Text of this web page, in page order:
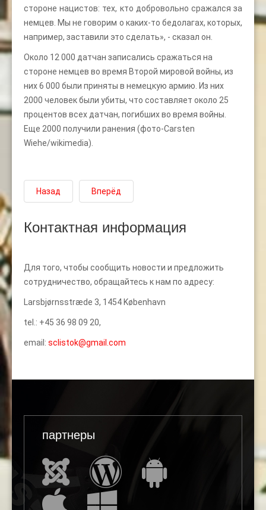
стороне нацистов: тех, кто добровольно сражался за
немцев. Мы не говорим о каких-то бедолагах, которых,
например, заставили это сделать», - сказал он.
Около 12 000 датчан записались сражаться на
стороне немцев во время Второй мировой войны, из
них 6 000 были приняты в немецкую армию. Из них
2000 человек были убиты, что составляет около 25
процентов всех датчан, погибших во время войны.
Еще 2000 получили ранения (фото-Carsten
Wiehe/wikimedia).
Назад Вперёд
Контактная информация
Для того, чтобы сообщить новости и предложить
сотрудничество, обращайтесь к нам по адресу:
Larsbjørnsstræde 3, 1454 København
tel.: +45 36 98 09 20,
email: sclistok@gmail.com
партнеры